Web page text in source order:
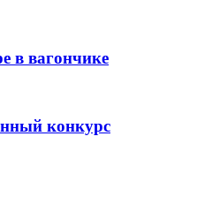
в вагончике
конкурс